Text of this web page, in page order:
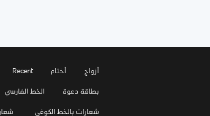
Recent أختام أزواج
الخط الفارسي بطاقة دعوة
شعارات بالخط الكوفي